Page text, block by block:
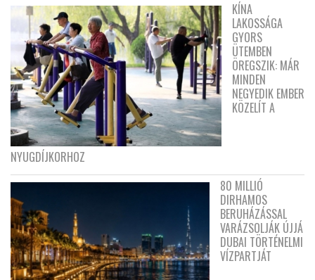
KÍNA
LAKOSSÁGA
GYORS
ÜTEMBEN
ÖREGSZIK: MÁR
MINDEN
NEGYEDIK EMBER
KÖZELÍT A
NYUGDÍJKORHOZ
80 MILLIÓ
DIRHAMOS
BERUHÁZÁSSAL
VARÁZSOLJÁK ÚJJÁ
DUBAI TÖRTÉNELMI
VÍZPARTJÁT